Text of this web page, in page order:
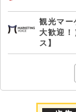
観光マー
大歓迎！
ス】